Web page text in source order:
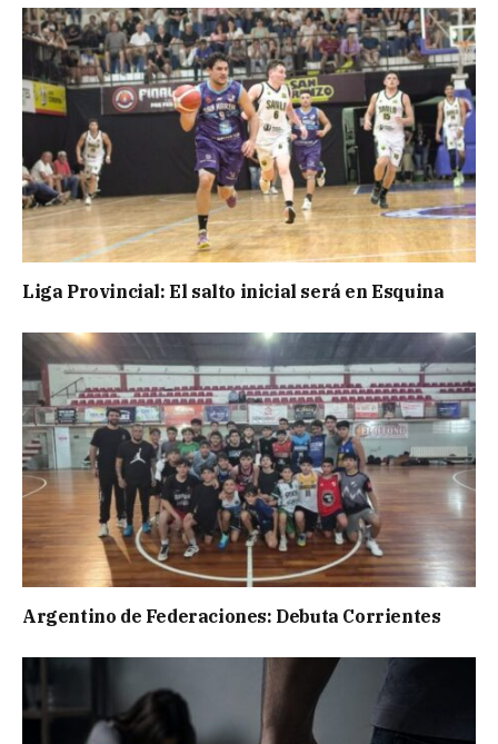
Liga Provincial: El salto inicial será en Esquina
Argentino de Federaciones: Debuta Corrientes